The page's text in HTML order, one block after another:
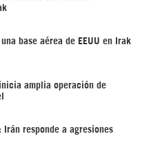
base aérea de EEUU en Irak
amplia operación de
Irán responde a agresiones